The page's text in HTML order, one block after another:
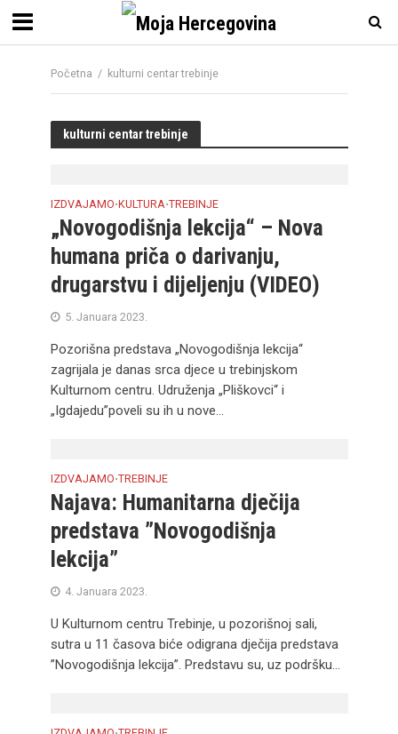
Početna / kulturni centar trebinje
kulturni centar trebinje
IZDVAJAMO•KULTURA•TREBINJE
„Novogodišnja lekcija“ – Nova
humana priča o darivanju,
drugarstvu i dijeljenju (VIDEO)
5. Januara 2023.
Pozorišna predstava „Novogodišnja lekcija“
zagrijala je danas srca djece u trebinjskom
Kulturnom centru. Udruženja „Pliškovci“ i
„Igdajedu”poveli su ih u nove...
IZDVAJAMO•TREBINJE
Najava: Humanitarna dječija
predstava ”Novogodišnja
lekcija”
4. Januara 2023.
U Kulturnom centru Trebinje, u pozorišnoj sali,
sutra u 11 časova biće odigrana dječija predstava
”Novogodišnja lekcija”. Predstavu su, uz podršku...